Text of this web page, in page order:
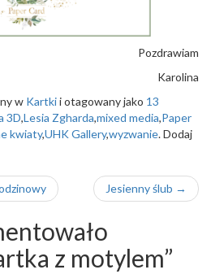
Pozdrawiam
Karolina
w Kartkii otagowany jako 13
3D,Lesia Zgharda,mixed media,Paper
kwiaty,UHK Gallery,wyzwanie. Dodaj
Jesienny ślub →
z motylem”